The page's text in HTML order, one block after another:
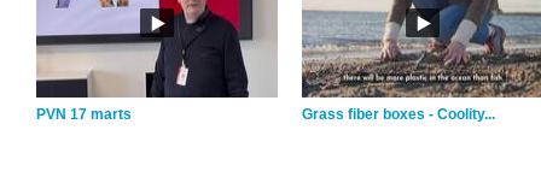
PVN 17 marts Grass fiber boxes - Coolity...